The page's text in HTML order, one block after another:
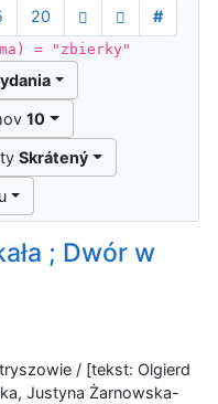
20
#
= "zbierky"
10
Skrátený
; Dwór w
/ [tekst: Olgierd
Justyna Żarnowska-